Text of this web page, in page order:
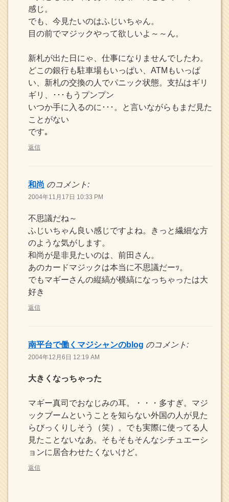
感じ。
でも、今見たいのはふじいちゃん。
目の前でマジックやって欲しいよ～～ん。
新札が出た日にゃ、仕事になりませんでしたわ。
どこの銀行も駐車場もいっぱい、ATMもいっぱ
い、新札の交換の人でパニック状態。支払はギリ
ギリ、･･･もうプンプン
いつか手に入るのに･･･。と言いながらもまだ見た
ことがない
です｡
返信
和尚 のコメント:
2004年11月17日 10:33 PM
不思議だね～
ふじいちゃん良い感じですよね。きっと繊細な方
のような気がします。
和尚が是非見たいのは、前田さん。
あのカードマジックは本当に不思議だーｯ。
でもマギーさんの縦縞が横縞になっちゃったは大
好き
返信
南平台で働くマジシャンのblog のコメント:
2004年12月6日 12:19 AM
大きくなっちゃった
マギー真司でおなじみの耳。・・・多すぎ。マジ
ックブームということを知らない外国の人が見た
らびっくりしそう（笑）。でも実際に使ってる人
見たことないなあ。そもそもそんなシチュエーシ
ョンに居合わせたくないけど。
返信